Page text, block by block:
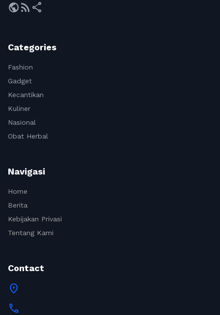
publicrss_feed share
Categories
Fashion
Gadget
Kecantikan
Kuliner
Nasional
Obat Herbal
Navigasi
Home
Berita
Kebijakan Privasi
Tentang Kami
Contact
location_on
call